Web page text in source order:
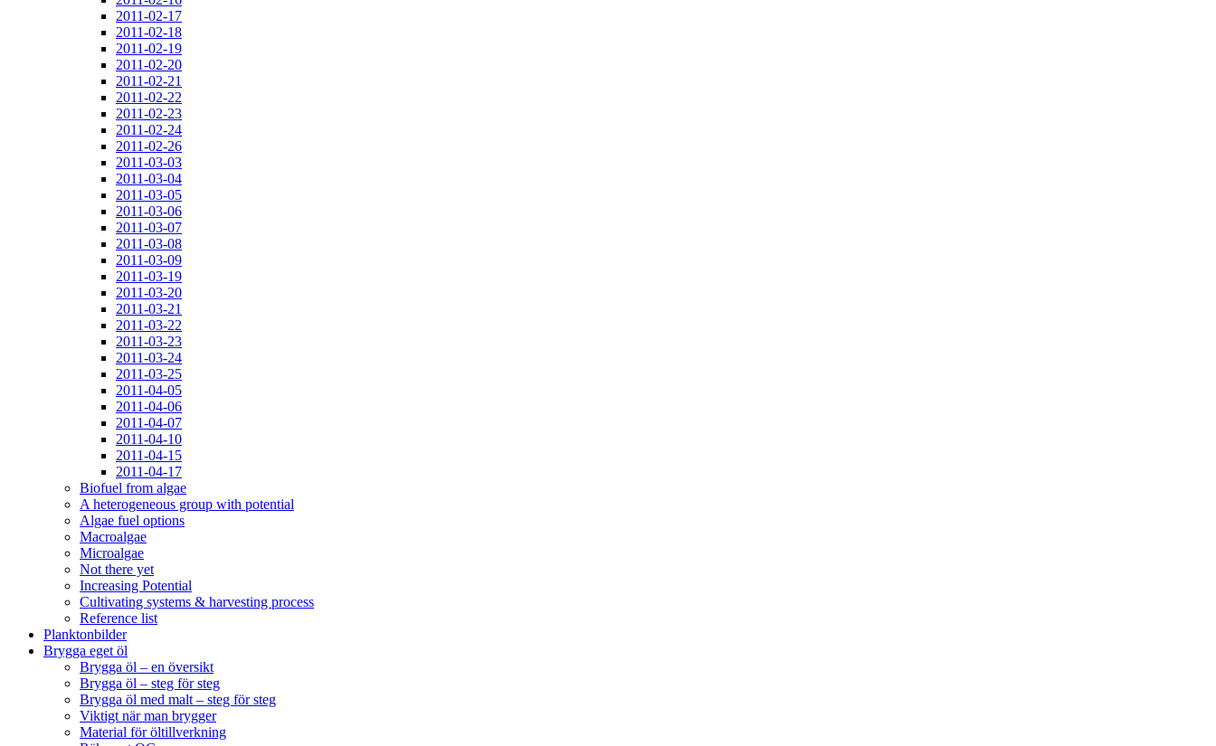
2011-02-17
2011-02-18
2011-02-19
2011-02-20
2011-02-21
2011-02-22
2011-02-23
2011-02-24
2011-02-26
2011-03-03
2011-03-04
2011-03-05
2011-03-06
2011-03-07
2011-03-08
2011-03-09
2011-03-19
2011-03-20
2011-03-21
2011-03-22
2011-03-23
2011-03-24
2011-03-25
2011-04-05
2011-04-06
2011-04-07
2011-04-10
2011-04-15
2011-04-17
Biofuel from algae
A heterogeneous group with potential
Algae fuel options
Macroalgae
Microalgae
Not there yet
Increasing Potential
Cultivating systems & harvesting process
Reference list
Planktonbilder
Brygga eget öl
Brygga öl – en översikt
Brygga öl – steg för steg
Brygga öl med malt – steg för steg
Viktigt när man brygger
Material för öltillverkning